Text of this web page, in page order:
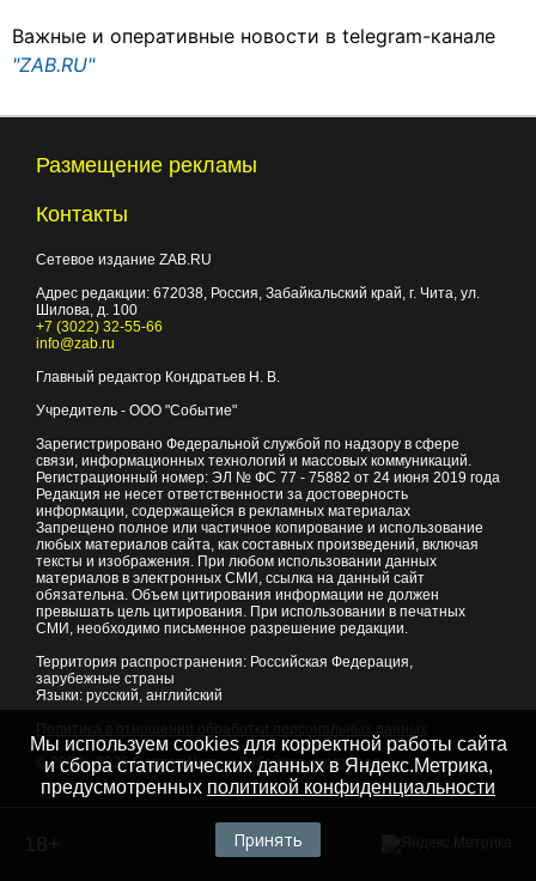
Важные и оперативные новости в telegram-канале
"ZAB.RU"
Размещение рекламы
Контакты
Сетевое издание ZAB.RU
Адрес редакции: 672038 , Россия, Забайкальский край, г. Чита ул.
Шилова, д. 100
+7 (3022) 32-55-66
info@zab.ru
Главный редактор Кондратьев Н. В.
Учредитель - ООО "Событие"
Зарегистрировано Федеральной службой по надзору в сфере
связи, информационных технологий и массовых коммуникаций.
Регистрационный номер: ЭЛ № ФС 77 - 75882 от 24 июня 2019 года
Редакция не несет ответственности за достоверность
информации, содержащейся в рекламных материалах
Запрещено полное или частичное копирование и использование
любых материалов сайта, как составных произведений, включая
тексты и изображения. При любом использовании данных
материалов в электронных СМИ, ссылка на данный сайт
обязательна. Объем цитирования информации не должен
превышать цель цитирования. При использовании в печатных
СМИ, необходимо письменное разрешение редакции.
Территория распространения: Российская Федерация,
зарубежные страны
Языки: русский, английский
© 2007 - 2026Портал Читы и Забайкальского края
Мы используем cookies для корректной работы сайта
и сбора статистических данных в Яндекс.Метрика,
предусмотренных политикой конфиденциальности
Принять